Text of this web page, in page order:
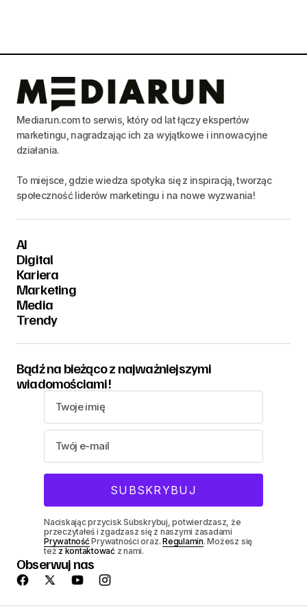
Mediarun.com to serwis, który od lat łączy ekspertów
marketingu, nagradzając ich za wyjątkowe i innowacyjne
działania.
To miejsce, gdzie wiedza spotyka się z inspiracją, tworząc
społeczność liderów marketingu i na nowe wyzwania!
AI
Digital
Kariera
Marketing
Media
Trendy
Bądź na bieżąco z najważniejszymi
wiadomościami!
Naciskając przycisk Subskrybuj, potwierdzasz, że
przeczytałeś i zgadzasz się z naszymi zasadami
PrywatnośćPrywatności oraz.Regulamin. Możesz się
też z kontaktowaćz nami.
Obserwuj nas